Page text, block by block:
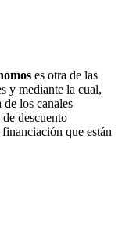
es otra de las
y mediante la cual,
de los canales
descuento
que están